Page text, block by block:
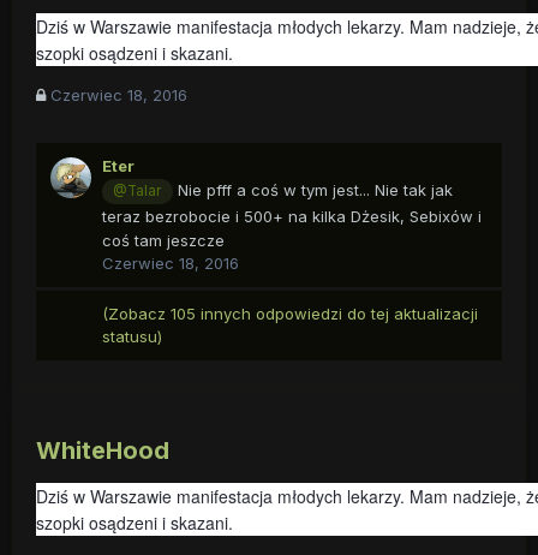
Dziś w Warszawie manifestacja młodych lekarzy. Mam nadzieje,
szopki osądzeni i skazani.
Czerwiec 18, 2016
Eter
@Talar
Nie pfff a coś w tym jest... Nie tak jak
teraz bezrobocie i 500+ na kilka Dżesik, Sebixów i
coś tam jeszcze
Czerwiec 18, 2016
(Zobacz 105 innych odpowiedzi do tej aktualizacji
statusu)
WhiteHood
Dziś w Warszawie manifestacja młodych lekarzy. Mam nadzieje,
szopki osądzeni i skazani.